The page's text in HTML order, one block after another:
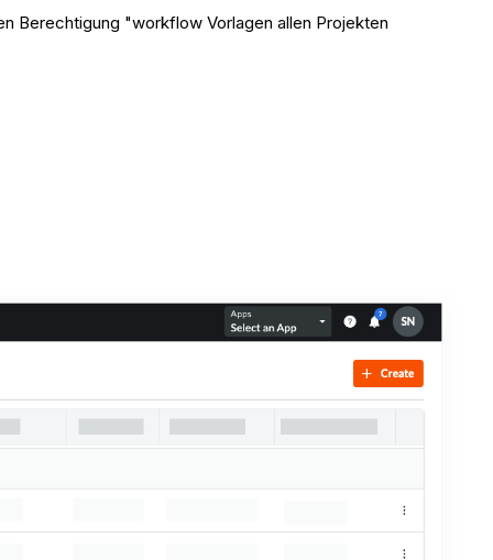
Berechtigung "workflow Vorlagen allen Projekten